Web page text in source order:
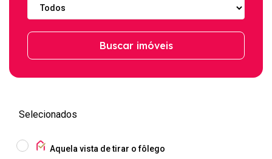
Buscar imóveis
Selecionados
Aquela vista de tirar o fôlego